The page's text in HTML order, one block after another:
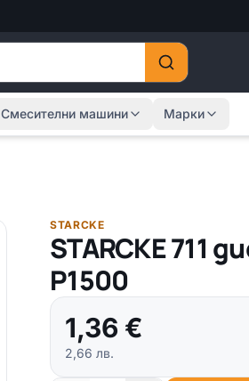
Смесителни машини Марки
STARCKE
STARCKE 711
P1500
1,36 €
2,66 лв.